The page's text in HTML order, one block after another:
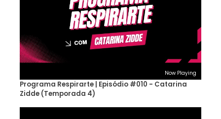
Now Playing
Programa Respirarte | Episódio #010 - Catarina
Zidde (Temporada 4)